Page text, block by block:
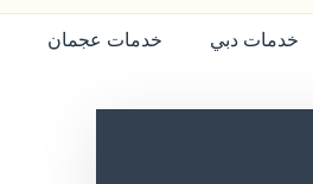
خدمات دبي خدمات عجمان